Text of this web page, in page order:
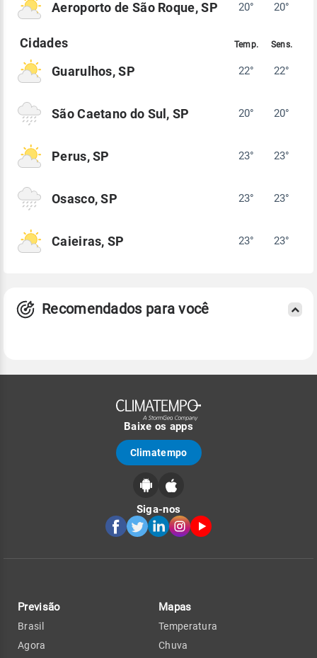
Aeroporto de São Roque, SP 20° 20°
Guarulhos, SP 22° 22°
São Caetano do Sul, SP 20° 20°
Perus, SP 23° 23°
Osasco, SP 23° 23°
Caieiras, SP 23° 23°
Recomendados para você
Baixe os apps
Climatempo
Siga-nos
Previsão
Brasil
Agora
Mapas
Temperatura
Chuva